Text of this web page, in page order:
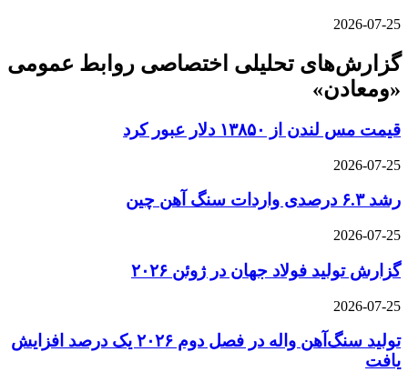
2026-07-25
گزارش‌های تحلیلی اختصاصی روابط عمومی
«ومعادن»
قیمت مس لندن از ۱۳۸۵۰ دلار عبور کرد
2026-07-25
رشد ۶.۳ درصدی واردات سنگ آهن چین
2026-07-25
گزارش تولید فولاد جهان در ژوئن ۲۰۲۶
2026-07-25
تولید سنگ‌آهن واله در فصل دوم ۲۰۲۶ یک درصد افزایش
یافت